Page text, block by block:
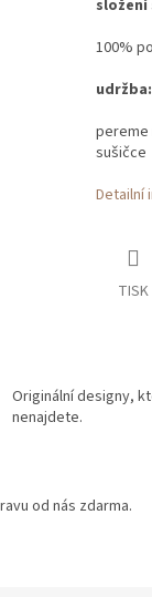
100%
udržba:
pereme
sušičce
Detailní
TISK
Originální designy,
nenajdete.
od nás zdarma.